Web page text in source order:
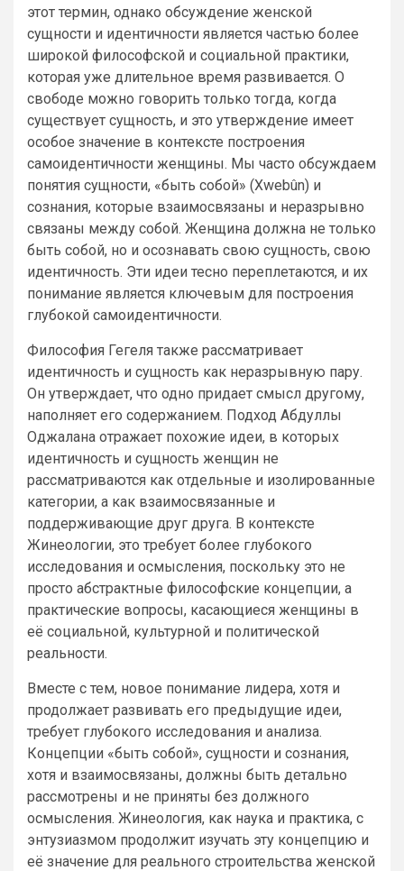
этот термин, однако обсуждение женской
сущности и идентичности является частью более
широкой философской и социальной практики,
которая уже длительное время развивается. О
свободе можно говорить только тогда, когда
существует сущность, и это утверждение имеет
особое значение в контексте построения
самоидентичности женщины. Мы часто обсуждаем
понятия сущности, «быть собой» (Xwebûn) и
сознания, которые взаимосвязаны и неразрывно
связаны между собой. Женщина должна не только
быть собой, но и осознавать свою сущность, свою
идентичность. Эти идеи тесно переплетаются, и их
понимание является ключевым для построения
глубокой самоидентичности.
Философия Гегеля также рассматривает
идентичность и сущность как неразрывную пару.
Он утверждает, что одно придает смысл другому,
наполняет его содержанием. Подход Абдуллы
Оджалана отражает похожие идеи, в которых
идентичность и сущность женщин не
рассматриваются как отдельные и изолированные
категории, а как взаимосвязанные и
поддерживающие друг друга. В контексте
Жинеологии, это требует более глубокого
исследования и осмысления, поскольку это не
просто абстрактные философские концепции, а
практические вопросы, касающиеся женщины в
её социальной, культурной и политической
реальности.
Вместе с тем, новое понимание лидера, хотя и
продолжает развивать его предыдущие идеи,
требует глубокого исследования и анализа.
Концепции «быть собой», сущности и сознания,
хотя и взаимосвязаны, должны быть детально
рассмотрены и не приняты без должного
осмысления. Жинеология, как наука и практика, с
энтузиазмом продолжит изучать эту концепцию и
её значение для реального строительства женской